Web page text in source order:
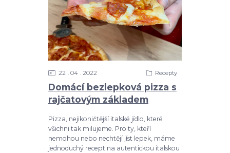
Domácí bezlepková pizza s
rajčatovým základem
22 04 2022 Recepty
Pizza, nejikoničtější italské jídlo, které
všichni tak milujeme. Pro ty, kteří
nemohou nebo nechtějí jíst lepek, máme
jednoduchý recept na autentickou italskou